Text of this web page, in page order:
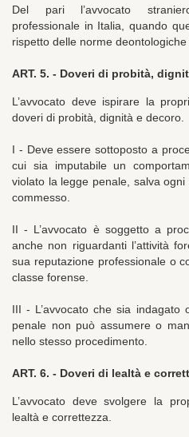
Del pari l’avvocato
professionale in Italia, quando
rispetto delle norme deontologiche
ART. 5. - Doveri di probità,
L’avvocato deve ispirare la
doveri di probità, dignità e decoro.
I - Deve essere sottoposto a
cui sia imputabile un
violato la legge penale, salva
commesso.
II - L’avvocato è soggetto a
anche non riguardanti l’attività
sua reputazione professionale o
classe forense.
III - L’avvocato che sia indagato
penale non può assumere o
nello stesso procedimento.
ART. 6. - Doveri di lealtà e
L’avvocato deve svolgere la
lealtà e correttezza.